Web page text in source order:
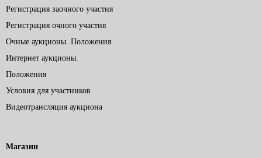
Регистрация заочного участия
Регистрация очного участия
Очные аукционы. Положения
Интернет аукционы.
Положения
Условия для участников
Видеотрансляция аукциона
Магазин